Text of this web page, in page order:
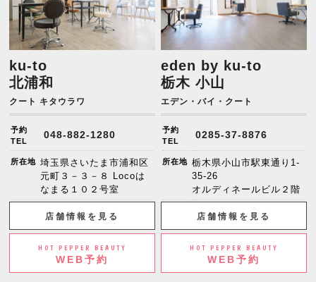
ku-to
北浦和
クート キタウラワ
予約
TEL
048-882-1280
所在地 埼玉県さいたま市浦和区
元町３－３－８ Locoは
なまる１０２号室
店舗情報を見る
HOT PEPPER BEAUTY
WEB予約
eden by ku-to
栃木 小山
エデン・バイ・クート
予約
TEL
0285-37-8876
所在地 栃木県小山市駅東通り1-
35-26
オルディネールビル２階
店舗情報を見る
HOT PEPPER BEAUTY
WEB予約